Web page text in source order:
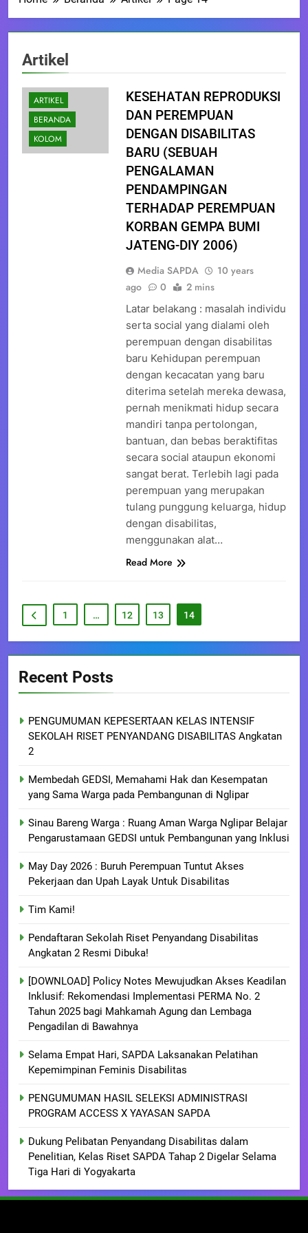
Artikel
ARTIKEL
BERANDA
KOLOM
KESEHATAN REPRODUKSI
DAN PEREMPUAN
DENGAN DISABILITAS
BARU (SEBUAH
PENGALAMAN
PENDAMPINGAN
TERHADAP PEREMPUAN
KORBAN GEMPA BUMI
JATENG-DIY 2006)
Media SAPDA
10 years
ago
0 2 mins
Latar belakang : masalah individu
serta social yang dialami oleh
perempuan dengan disabilitas
baru Kehidupan perempuan
dengan kecacatan yang baru
diterima setelah mereka dewasa,
pernah menikmati hidup secara
mandiri tanpa pertolongan,
bantuan, dan bebas beraktifitas
secara social ataupun ekonomi
sangat berat. Terlebih lagi pada
perempuan yang merupakan
tulang punggung keluarga, hidup
dengan disabilitas,
menggunakan alat…
Read More
1 … 12 13 14
Recent Posts
PENGUMUMAN KEPESERTAAN KELAS INTENSIF
SEKOLAH RISET PENYANDANG DISABILITAS Angkatan
2
Membedah GEDSI, Memahami Hak dan Kesempatan
yang Sama Warga pada Pembangunan di Nglipar
Sinau Bareng Warga : Ruang Aman Warga Nglipar Belajar
Pengarustamaan GEDSI untuk Pembangunan yang Inklusi
May Day 2026 : Buruh Perempuan Tuntut Akses
Pekerjaan dan Upah Layak Untuk Disabilitas
Tim Kami!
Pendaftaran Sekolah Riset Penyandang Disabilitas
Angkatan 2 Resmi Dibuka!
[DOWNLOAD] Policy Notes Mewujudkan Akses Keadilan
Inklusif: Rekomendasi Implementasi PERMA No. 2
Tahun 2025 bagi Mahkamah Agung dan Lembaga
Pengadilan di Bawahnya
Selama Empat Hari, SAPDA Laksanakan Pelatihan
Kepemimpinan Feminis Disabilitas
PENGUMUMAN HASIL SELEKSI ADMINISTRASI
PROGRAM ACCESS X YAYASAN SAPDA
Dukung Pelibatan Penyandang Disabilitas dalam
Penelitian, Kelas Riset SAPDA Tahap 2 Digelar Selama
Tiga Hari di Yogyakarta